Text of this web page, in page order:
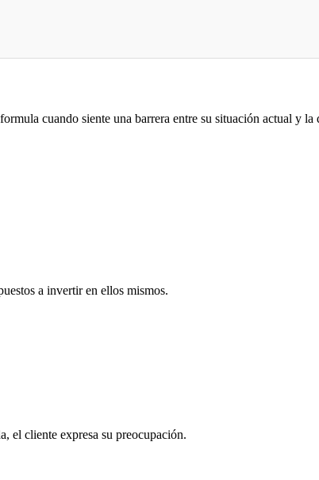
cuando siente una barrera entre su situación actual y la
a invertir en ellos mismos.
el cliente expresa su preocupación.